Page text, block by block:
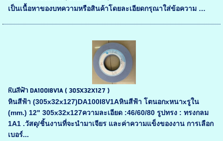
เป็นเนื้อหาของบทความหรือสินค้าโดยละเอียดกรุณาใส่ข้อความ …
หินสีฟ้า DA100I8V1A ( 305X32X127 )
หินสีฟ้า (305x32x127)DA100I8V1Aหินสีฟ้า โตนอกxหนาxรูใน
(mm.) 12" 305x32x127ความละเอียด :46/60/80 รูปทรง : ทรงกลม
1A1 .วัสดุ/ชิ้นงานที่จะนำมาเจียร และค่าความแข็งของงาน การเลือก
เบอร์...